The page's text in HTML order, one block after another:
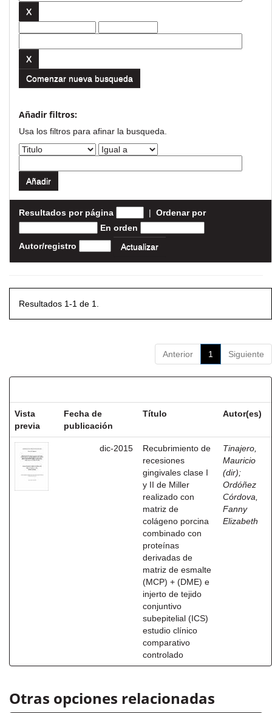
Comenzar nueva busqueda
Añadir filtros:
Usa los filtros para afinar la busqueda.
Resultados por página | Ordenar por
En orden
Autor/registro
Resultados 1-1 de 1.
Anterior 1 Siguiente
Vista
previa
Fecha de
publicación
Título Autor(es)
dic-2015
Recubrimiento de
recesiones
gingivales clase I
y II de Miller
realizado con
matriz de
colágeno porcina
combinado con
proteínas
derivadas de
matriz de esmalte
(MCP) + (DME) e
injerto de tejido
conjuntivo
subepitelial (ICS)
estudio clínico
comparativo
controlado
Tinajero,
Mauricio
(dir);
Ordóñez
Córdova,
Fanny
Elizabeth
Otras opciones relacionadas